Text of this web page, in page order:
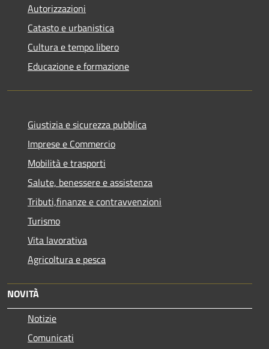
Autorizzazioni
Catasto e urbanistica
Cultura e tempo libero
Educazione e formazione
Giustizia e sicurezza pubblica
Imprese e Commercio
Mobilità e trasporti
Salute, benessere e assistenza
Tributi,finanze e contravvenzioni
Turismo
Vita lavorativa
Agricoltura e pesca
NOVITÀ
Notizie
Comunicati